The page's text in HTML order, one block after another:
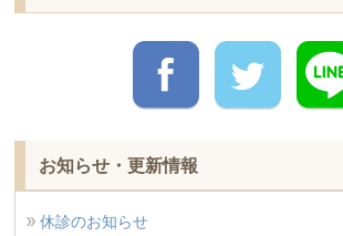
お知らせ・更新情報
休診のお知らせ